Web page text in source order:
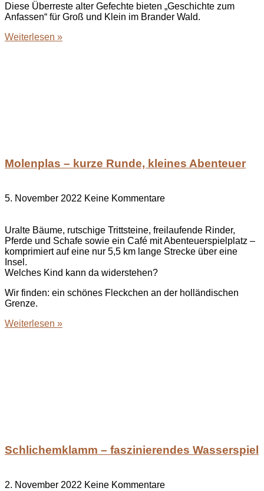
Diese Überreste alter Gefechte bieten „Geschichte zum
Anfassen“ für Groß und Klein im Brander Wald.
Weiterlesen »
Molenplas – kurze Runde, kleines Abenteuer
5. November 2022 Keine Kommentare
Uralte Bäume, rutschige Trittsteine, freilaufende Rinder,
Pferde und Schafe sowie ein Café mit Abenteuerspielplatz –
komprimiert auf eine nur 5,5 km lange Strecke über eine
Insel.
Welches Kind kann da widerstehen?
Wir finden: ein schönes Fleckchen an der holländischen
Grenze.
Weiterlesen »
Schlichemklamm – faszinierendes Wasserspiel
2. November 2022 Keine Kommentare